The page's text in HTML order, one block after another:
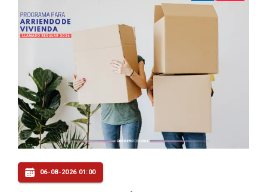
06-08-2026 01:00